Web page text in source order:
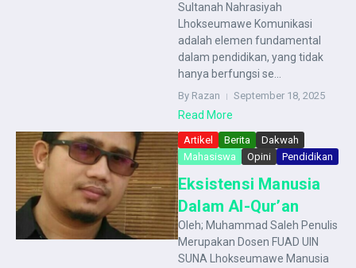
Sultanah Nahrasiyah
Lhokseumawe Komunikasi
adalah elemen fundamental
dalam pendidikan, yang tidak
hanya berfungsi se...
By Razan September 18, 2025
Read More
Artikel Berita
Dakwah
Mahasiswa
Opini Pendidikan
Eksistensi Manusia
Dalam Al-Qur’an
Oleh; Muhammad Saleh Penulis
Merupakan Dosen FUAD UIN
SUNA Lhokseumawe Manusia